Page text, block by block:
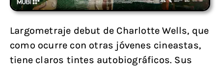
Largometraje debut de Charlotte Wells, que
como ocurre con otras jóvenes cineastas,
tiene claros tintes autobiográficos. Sus